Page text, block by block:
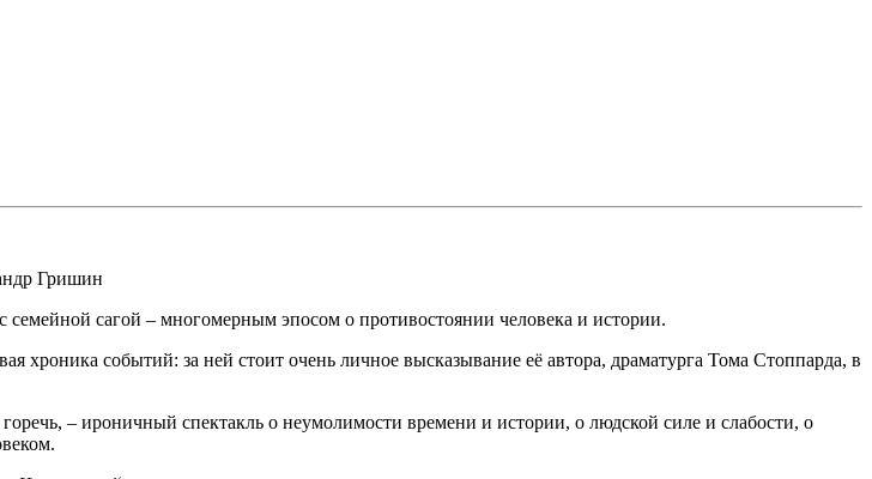
Гришин
семейной сагой – многомерным эпосом о противостоянии человека и истории.
хроника событий: за ней стоит очень личное высказывание её автора, драматурга Тома Стоппарда, в
– ироничный спектакль о неумолимости времени и истории, о людской силе и слабости, о